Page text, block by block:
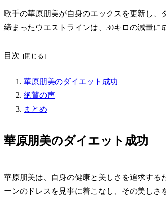
歌手の華原朋美が自身のエックスを更新し、
締まったウエストラインは、30キロの減量に
目次
華原朋美のダイエット成功
絶賛の声
まとめ
華原朋美のダイエット成功
華原朋美は、自身の健康と美しさを追求する
ーンのドレスを見事に着こなし、その美しさ